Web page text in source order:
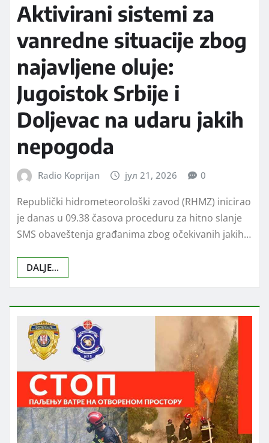
Aktivirani sistemi za
vanredne situacije zbog
najavljene oluje:
Jugoistok Srbije i
Doljevac na udaru jakih
nepogoda
Radio Koprijan јул 21, 2026 0
Republički hidrometeorološki zavod (RHMZ) inicirao
je danas u 09.38 časova proceduru za hitno slanje
SMS obaveštenja građanima zbog očekivanih jakih…
DALJE...